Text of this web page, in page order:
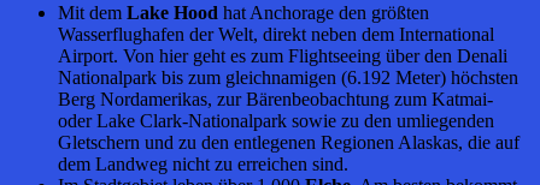
Mit dem Lake Hood hat Anchorage den größten
Wasserflughafen der Welt, direkt neben dem International
Airport. Von hier geht es zum Flightseeing über den Denali
Nationalpark bis zum gleichnamigen (6.192 Meter) höchsten
Berg Nordamerikas, zur Bärenbeobachtung zum Katmai-
oder Lake Clark-Nationalpark sowie zu den umliegenden
Gletschern und zu den entlegenen Regionen Alaskas, die auf
dem Landweg nicht zu erreichen sind.